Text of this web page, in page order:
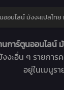
อนไลน์ มังงะแปลไท
การ์ตูนออนไลน์
งะอื่น ๆ รายการ
อยู่ในเมนูร